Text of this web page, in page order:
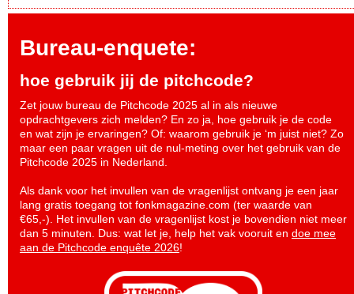
Bureau-enquete:
hoe gebruik jij de pitchcode?
Zet jouw bureau de Pitchcode 2025 al in als nieuwe
opdrachtgevers zich melden? En zo ja, hoe gebruik je de code
en wat zijn je ervaringen? Of: waarom gebruik je ‘m juist niet? Zo
maar een paar vragen uit de nul-meting over het gebruik van de
Pitchcode 2025 in Nederland.
Als dank voor het invullen van de vragenlijst ontvang je een jaar
lang gratis toegang tot fonkmagazine.com (ter waarde van
€65,-). Het invullen van de vragenlijst kost je bovendien niet meer
dan 5 minuten. Dus: wat let je, help het vak vooruit en doe mee
aan de Pitchcode enquête 2026!